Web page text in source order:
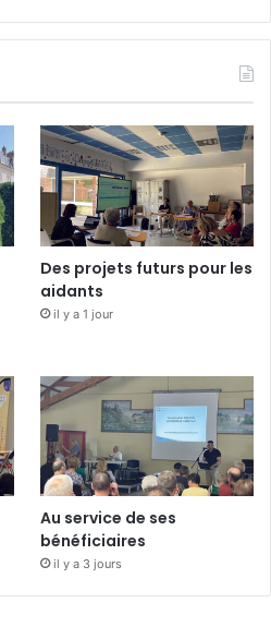
Des projets futurs pour les
aidants
il y a 1 jour
Au service de ses
bénéficiaires
il y a 3 jours